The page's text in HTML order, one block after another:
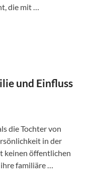
die mit …
und Einfluss
die Tochter von
in der
keinen öffentlichen
familiäre …